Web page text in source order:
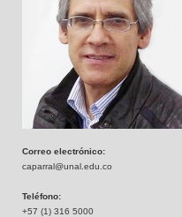
Correo electrónico:
caparral@unal.edu.co
Teléfono:
+57 (1) 316 5000